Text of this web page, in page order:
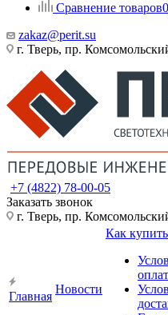
Сравнение товаров0
zakaz@perit.su
г. Тверь, пр.
+7 (4822) 78-00-05
Заказать звонок
г. Тверь, пр.
Главная
Новости
Как купить